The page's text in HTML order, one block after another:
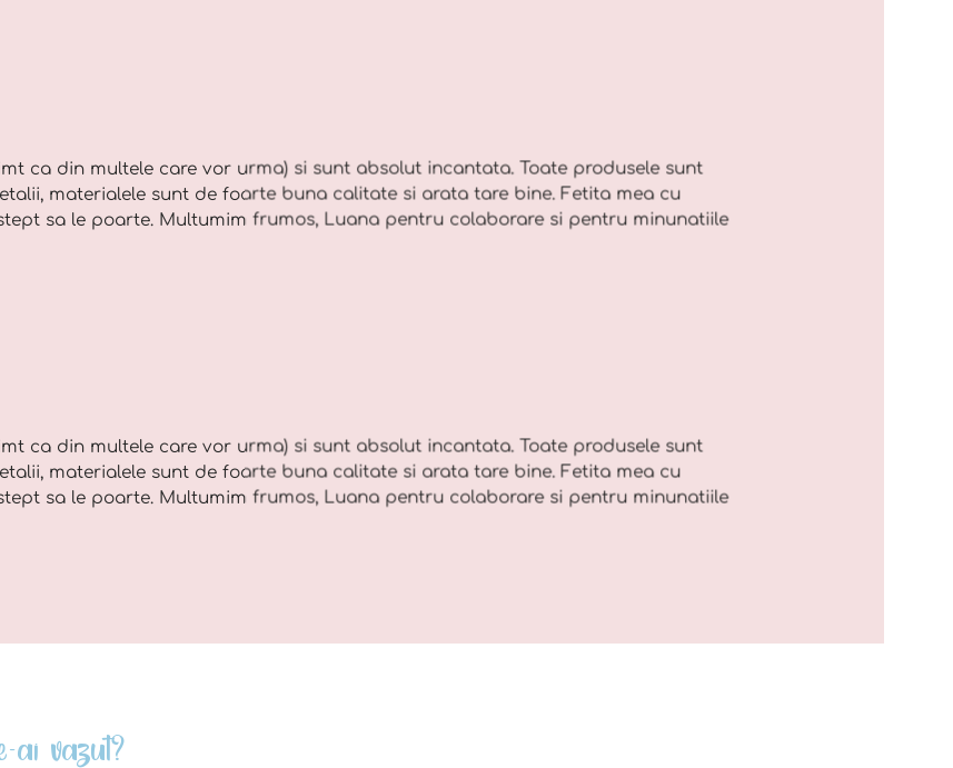
ca din multele care vor urma) si sunt absolut incantata. Toate produsele sunt
materialele sunt de foarte buna calitate si arata tare bine. Fetita mea cu
sa le poarte. Multumim frumos, Luana pentru colaborare si pentru minunatiile
ca din multele care vor urma) si sunt absolut incantata. Toate produsele sunt
materialele sunt de foarte buna calitate si arata tare bine. Fetita mea cu
sa le poarte. Multumim frumos, Luana pentru colaborare si pentru minunatiile
ai vazut?